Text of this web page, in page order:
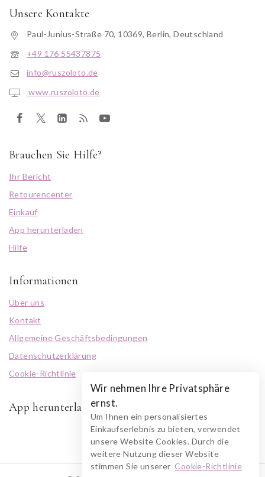
Unsere Kontakte
Paul-Junius-Straße 70, 10369, Berlin, Deutschland
+49 176 55437875
info@ruszoloto.de
www.ruszoloto.de
Brauchen Sie Hilfe?
Ihr Bericht
Retourencenter
Einkauf
App herunterladen
Hilfe
Informationen
Über uns
Kontakt
Allgemeine Geschäftsbedingungen
Datenschutzerklärung
Cookie-Richtlinie
App herunterladen
Wir nehmen Ihre Privatsphäre
ernst.
Um Ihnen ein personalisiertes
Einkaufserlebnis zu bieten, verwendet
unsere Website Cookies. Durch die
weitere Nutzung dieser Website
stimmen Sie unsererCookie-Richtlinie